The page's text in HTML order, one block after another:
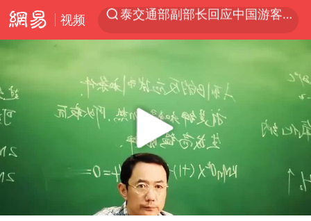
视频
夜幕落下 运动上场
台风白海豚环流面积近似13个浙江
Meta被判支付5.67亿美元
台风白海豚逼近 暴雨大暴雨来袭
Play